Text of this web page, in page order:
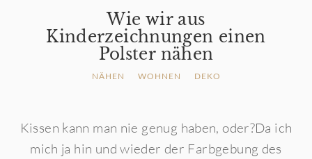
Wie wir aus
Kinderzeichnungen einen
Polster nähen
NÄHEN WOHNEN DEKO
Kissen kann man nie genug haben, oder?Da ich
mich ja hin und wieder der Farbgebung des